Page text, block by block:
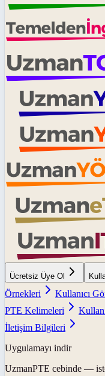
Ücretsiz Üye Ol
Örnekleri
Kullanıcı
PTE Kelimeleri
İletişim Bilgileri
Uygulamayı indir
UzmanPTE cebinde —